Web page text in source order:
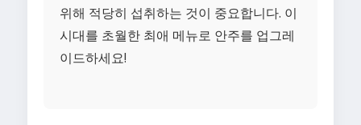
위해 적당히 섭취하는 것이 중요합니다. 이
시대를 초월한 최애 메뉴로 안주를 업그레
이드하세요!